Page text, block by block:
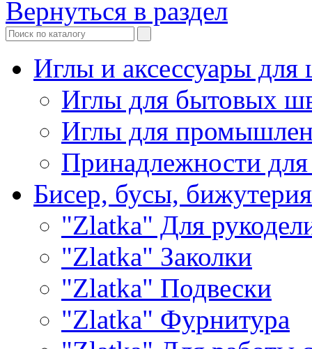
Вернуться в раздел
Иглы и аксессуары
Иглы для бытовых
Иглы для
Принадлежности
Бисер, бусы, бижутерия
"Zlatka" Для
"Zlatka" Заколки
"Zlatka" Подвески
"Zlatka" Фурнитура